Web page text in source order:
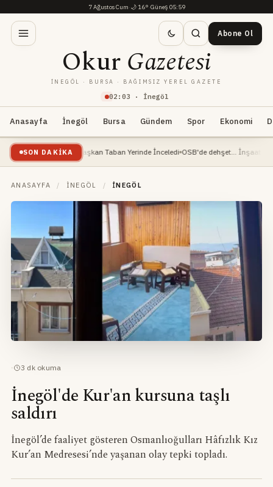
7 Ağustos Cum·🌙 16°·Güneş 05:59
02 : 03 · İnegöl
OkurGazetesi
İNEGÖL · BURSA · BAĞIMSIZ YEREL GAZETE
Abone Ol
Anasayfa İnegöl Bursa Gündem Spor Ekonomi
SON DAKIKA
Ediyor: Başkan Taban Yerinde İnceledi OSB'de dehşet... İnşaat mühendisi
ANASAYFA / İNEGÖL / İNEGÖL
· 3 dk okuma
İnegöl'de Kur'an kursuna taşlı
saldırı
İnegöl’de faaliyet gösteren Osmanlıoğulları Hâfızlık Kız
Kur’an Medresesi’nde yaşanan olay tepki topladı.